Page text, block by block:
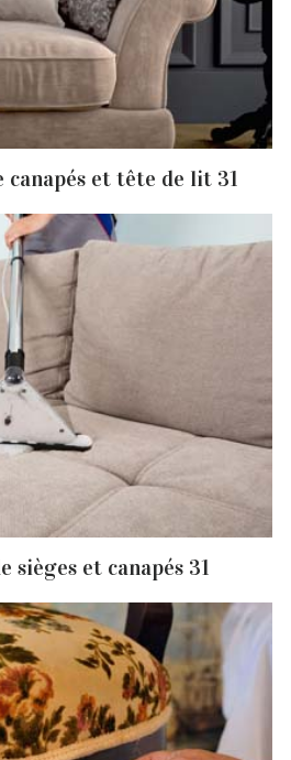
canapés et tête de lit 31
sièges et canapés 31